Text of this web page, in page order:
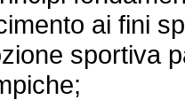
ai fini
sportiva